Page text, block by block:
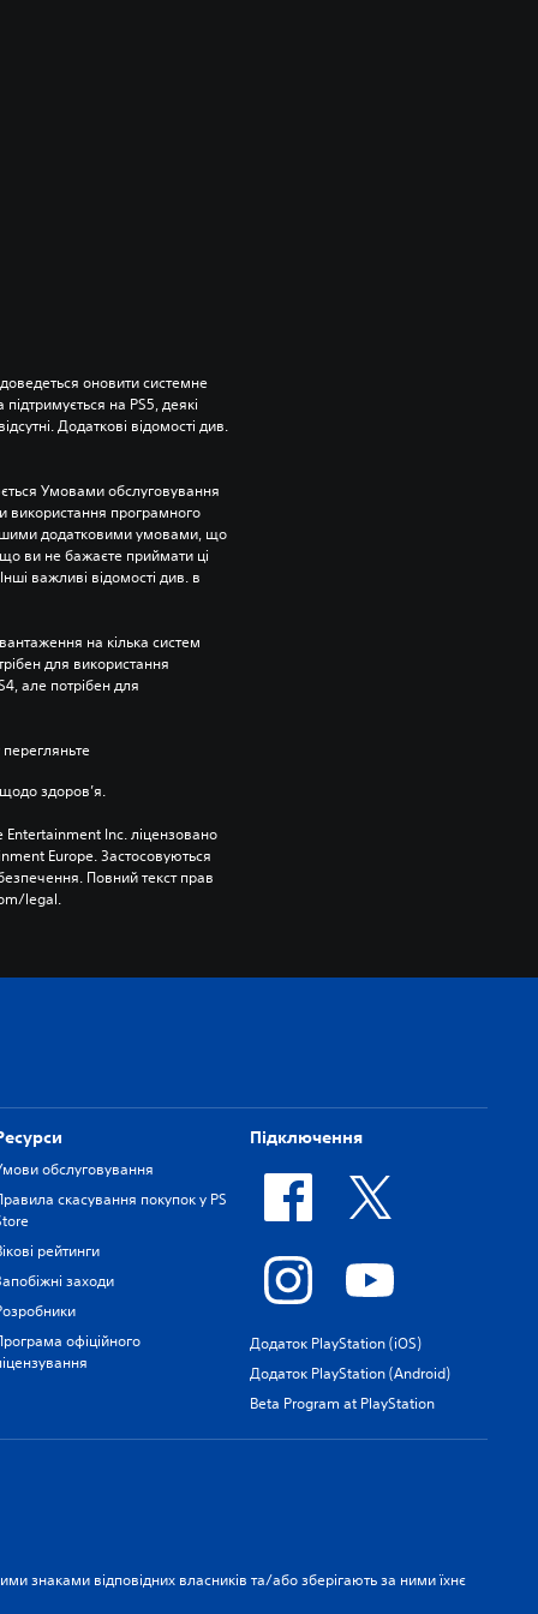
оновити системне
на PS5, деякі
Додаткові відомості див.
Умовами обслуговування
програмного
додатковими умовами, що
ви не бажаєте приймати ці
важливі відомості див. в
на кілька систем
для використання
але потрібен для
здоров’я.
Entertainment Inc. ліцензовано
Europe. Застосовуються
Повний текст прав
legal.
обслуговування
скасування покупок у PS
рейтинги
заходи
офіційного
Підключення
Додаток PlayStation (iOS)
Додаток PlayStation (Android)
Beta Program at PlayStation
знаками відповідних власників та/або зберігають за ними їхнє